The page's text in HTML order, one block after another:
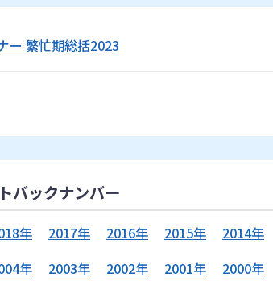
ー 繁忙期総括2023
バックナンバー
年 2017年 2016年 2015年 2014年
年 2003年 2002年 2001年 2000年